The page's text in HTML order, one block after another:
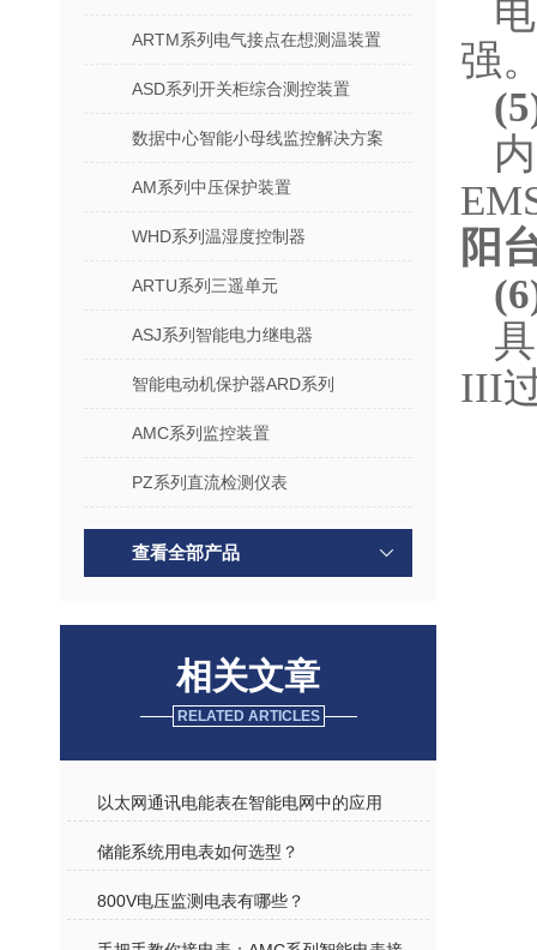
ARTM系列电气接点在想测温装置
ASD系列开关柜综合测控装置
数据中心智能小母线监控解决方案
AM系列中压保护装置
WHD系列温湿度控制器
ARTU系列三遥单元
ASJ系列智能电力继电器
智能电动机保护器ARD系列
AMC系列监控装置
PZ系列直流检测仪表
查看全部产品
相关文章
RELATED ARTICLES
以太网通讯电能表在智能电网中的应用
​储能系统用电表如何选型？
800V电压监测电表有哪些？
强
阳
III